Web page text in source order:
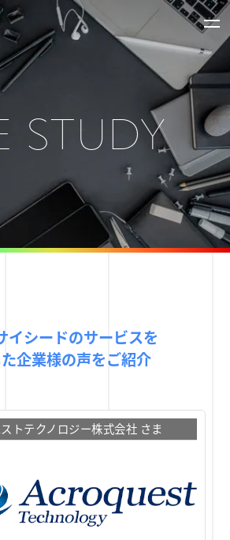
STUDY
イシードのサービスを
企業様の声をご紹介
トテクノロジー株式会社 さま